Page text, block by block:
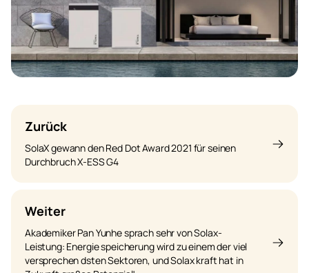
Zurück
SolaX gewann den Red Dot Award 2021 für seinen
Durchbruch X-ESS G4
Weiter
Akademiker Pan Yunhe sprach sehr von Solax-
Leistung: Energie speicherung wird zu einem der viel
versprechen dsten Sektoren, und Solax kraft hat in